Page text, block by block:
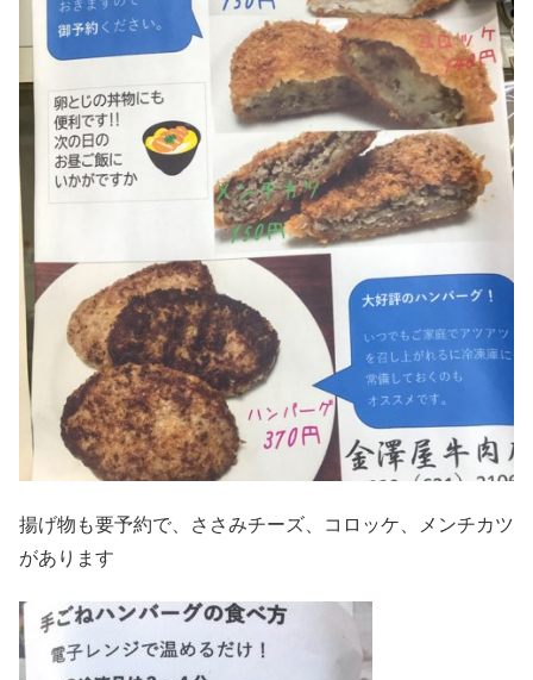
揚げ物も要予約で、ささみチーズ、コロッケ、メンチカツ
があります